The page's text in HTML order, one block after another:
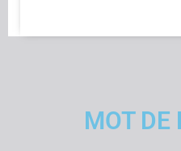
MOT DE